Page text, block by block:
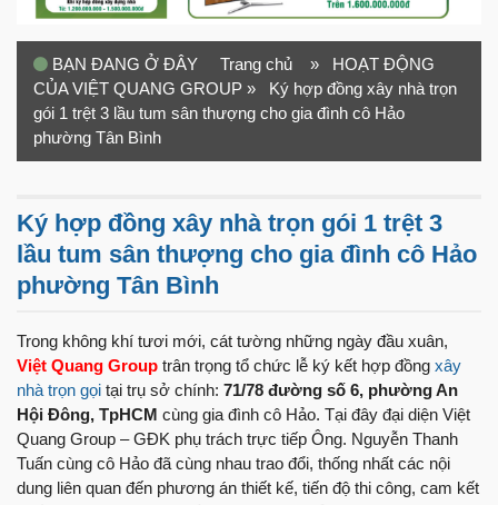
BẠN ĐANG Ở ĐÂY Trang chủ » HOẠT ĐỘNG
CỦA VIỆT QUANG GROUP » Ký hợp đồng xây nhà trọn
gói 1 trệt 3 lầu tum sân thượng cho gia đình cô Hảo
phường Tân Bình
Ký hợp đồng xây nhà trọn gói 1 trệt 3
lầu tum sân thượng cho gia đình cô Hảo
phường Tân Bình
Trong không khí tươi mới, cát tường những ngày đầu xuân,
Việt Quang Group trân trọng tổ chức lễ ký kết hợp đồng xây
nhà trọn gọi tại trụ sở chính: 71/78 đường số 6, phường An
Hội Đông, TpHCM cùng gia đình cô Hảo. Tại đây đại diện Việt
Quang Group – GĐK phụ trách trực tiếp Ông. Nguyễn Thanh
Tuấn cùng cô Hảo đã cùng nhau trao đổi, thống nhất các nội
dung liên quan đến phương án thiết kế, tiến độ thi công, cam kết